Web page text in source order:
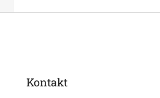
Kontakt